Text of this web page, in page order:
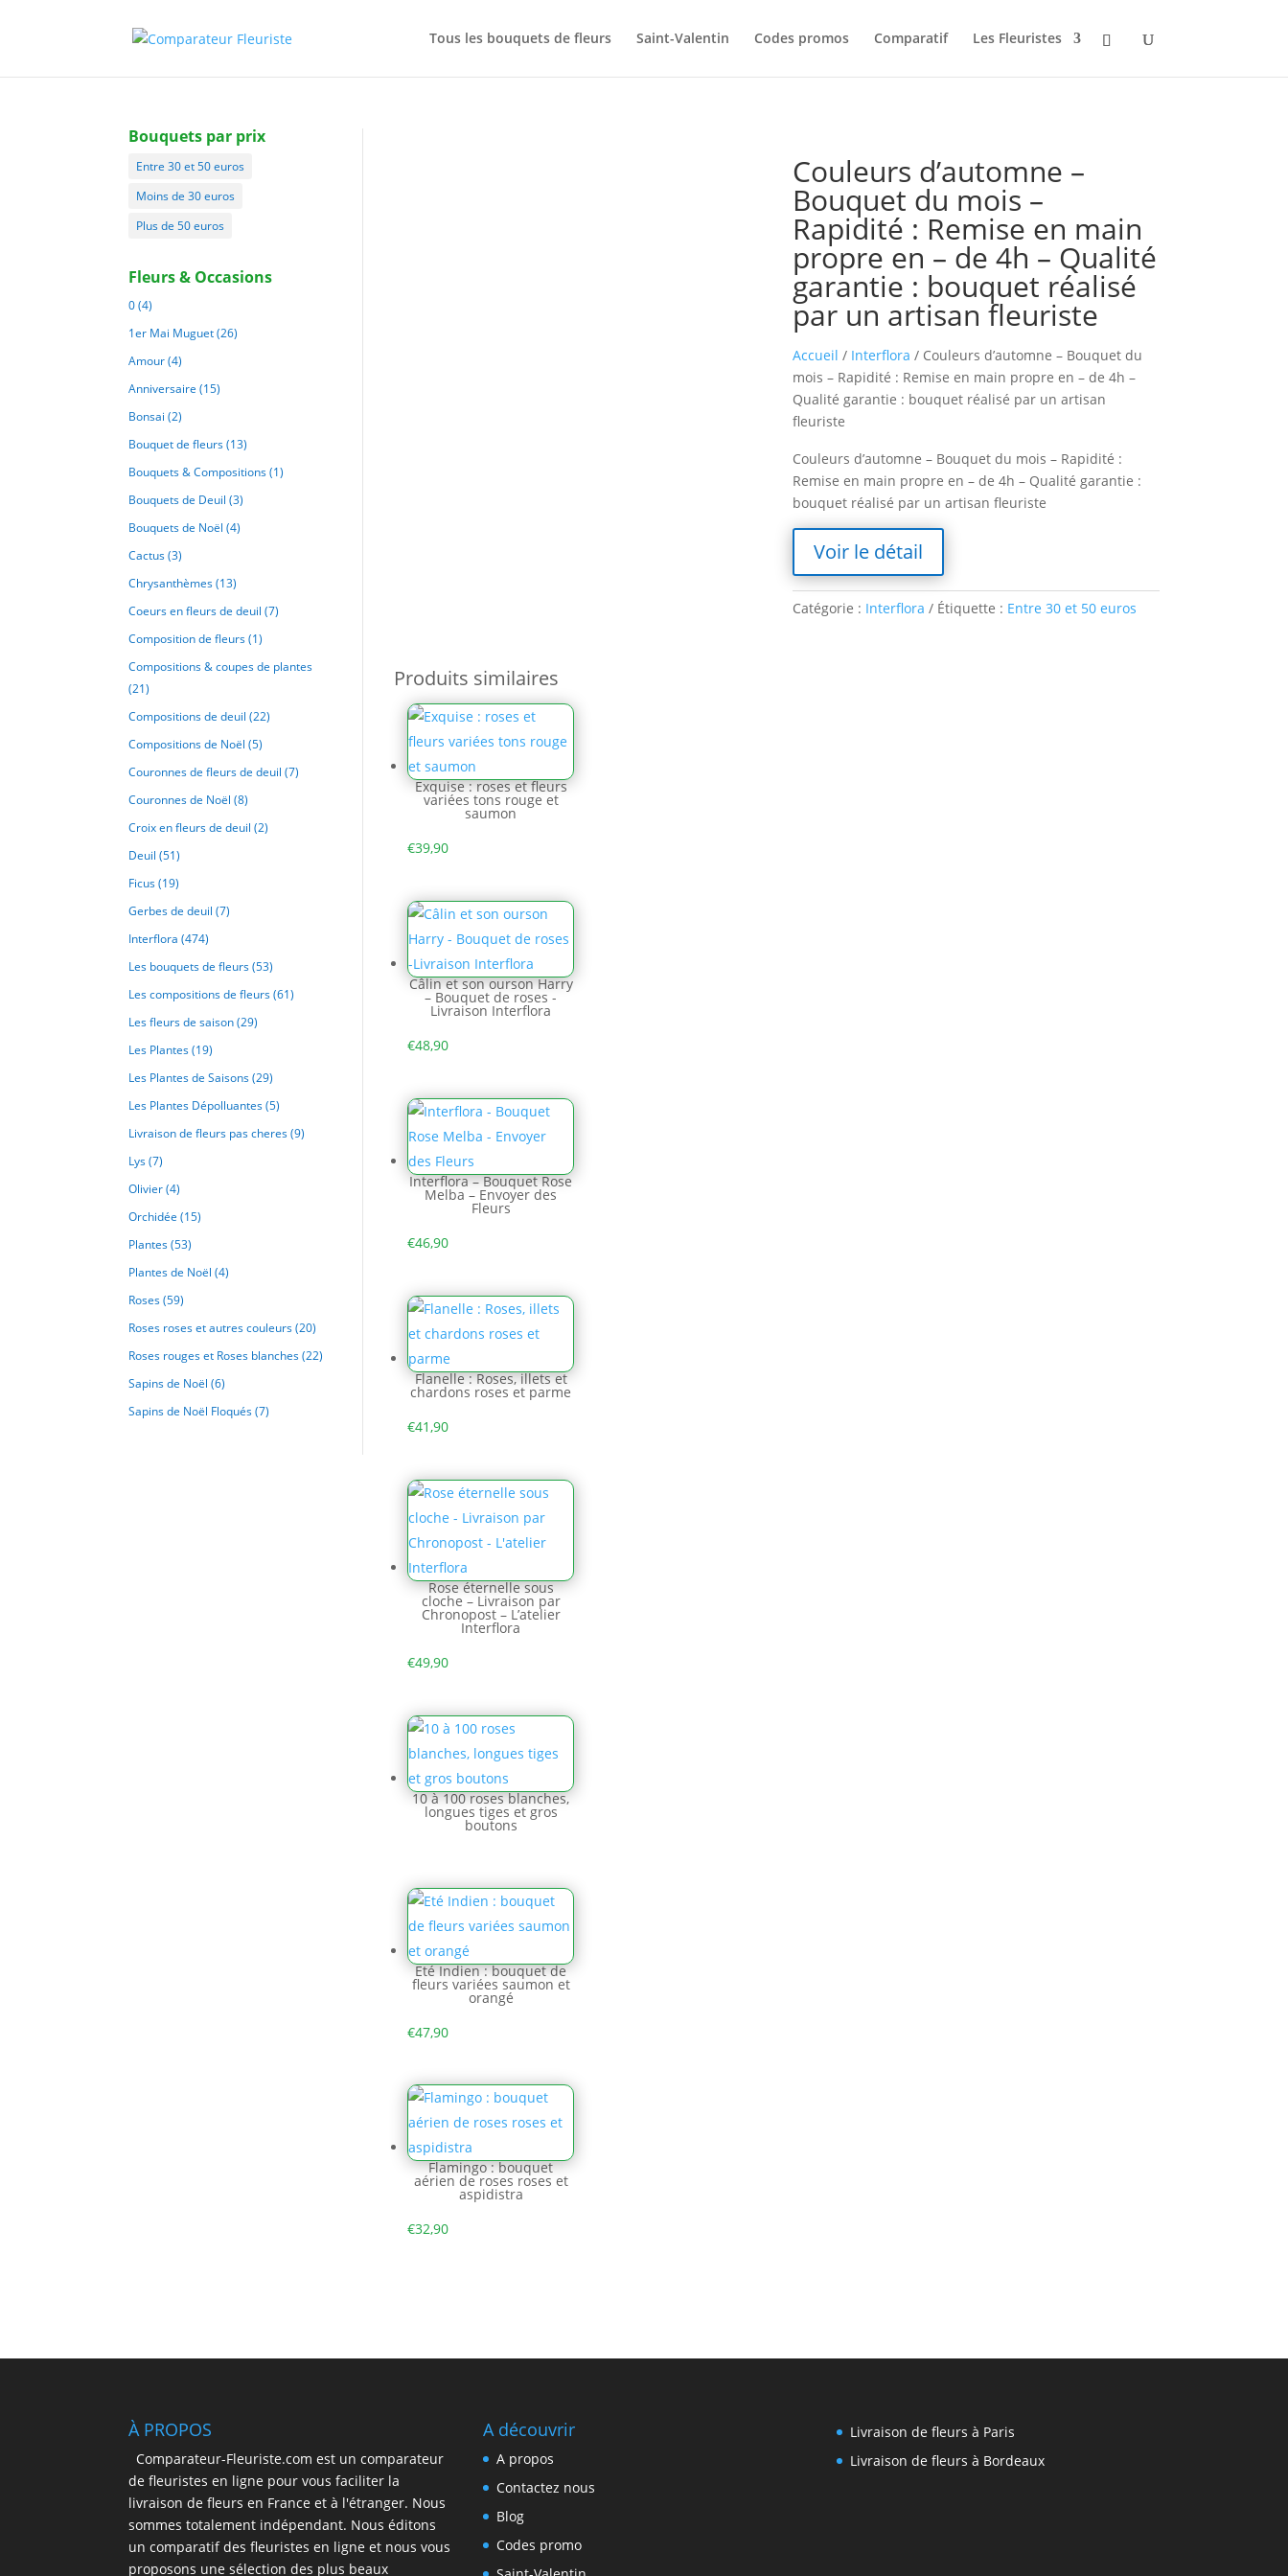
Tous les bouquets de fleurs Saint-Valentin Codes promos Comparatif Les Fleuristes
Bouquets par prix
Entre 30 et 50 euros
Moins de 30 euros
Plus de 50 euros
Fleurs & Occasions
0 (4)
1er Mai Muguet (26)
Amour (4)
Anniversaire (15)
Bonsai (2)
Bouquet de fleurs (13)
Bouquets & Compositions (1)
Bouquets de Deuil (3)
Bouquets de Noël (4)
Cactus (3)
Chrysanthèmes (13)
Coeurs en fleurs de deuil (7)
Composition de fleurs (1)
Compositions & coupes de plantes
(21)
Compositions de deuil (22)
Compositions de Noël (5)
Couronnes de fleurs de deuil (7)
Couronnes de Noël (8)
Croix en fleurs de deuil (2)
Deuil (51)
Ficus (19)
Gerbes de deuil (7)
Interflora (474)
Les bouquets de fleurs (53)
Les compositions de fleurs (61)
Les fleurs de saison (29)
Les Plantes (19)
Les Plantes de Saisons (29)
Les Plantes Dépolluantes (5)
Livraison de fleurs pas cheres (9)
Lys (7)
Olivier (4)
Orchidée (15)
Plantes (53)
Plantes de Noël (4)
Roses (59)
Roses roses et autres couleurs (20)
Roses rouges et Roses blanches (22)
Sapins de Noël (6)
Sapins de Noël Floqués (7)
Couleurs d’automne –
Bouquet du mois –
Rapidité : Remise en main
propre en – de 4h – Qualité
garantie : bouquet réalisé
par un artisan fleuriste
Accueil / Interflora / Couleurs d’automne – Bouquet du
mois – Rapidité : Remise en main propre en – de 4h –
Qualité garantie : bouquet réalisé par un artisan
fleuriste
Couleurs d’automne – Bouquet du mois – Rapidité :
Remise en main propre en – de 4h – Qualité garantie :
bouquet réalisé par un artisan fleuriste
Voir le détail
Catégorie : Interflora Étiquette : Entre 30 et 50 euros
Produits similaires
Exquise : roses et fleurs
variées tons rouge et
saumon
€39,90
Câlin et son ourson Harry
– Bouquet de roses -
Livraison Interflora
€48,90
Interflora – Bouquet Rose
Melba – Envoyer des
Fleurs
€46,90
Flanelle : Roses, illets et
chardons roses et parme
€41,90
Rose éternelle sous
cloche – Livraison par
Chronopost – L’atelier
Interflora
€49,90
10 à 100 roses blanches,
longues tiges et gros
boutons
Eté Indien : bouquet de
fleurs variées saumon et
orangé
€47,90
Flamingo : bouquet
aérien de roses roses et
aspidistra
€32,90
À PROPOS
Comparateur-Fleuriste.com est un comparateur
de fleuristes en ligne pour vous faciliter la
livraison de fleurs en France et à l'étranger. Nous
sommes totalement indépendant. Nous éditons
un comparatif des fleuristes en ligne et nous vous
proposons une sélection des plus beaux
A découvrir
A propos
Contactez nous
Blog
Codes promo
Livraison de fleurs à Paris
Livraison de fleurs à Bordeaux